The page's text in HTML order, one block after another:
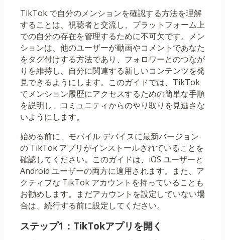
TikTok で自分のメンションを確認する方法を理解
することは、視聴者と交流し、プラットフォーム上
での自分の存在を管理するために不可欠です。メン
ションは、他のユーザーが動画やコメントであなた
をタグ付けする方法であり、フォロワーとのつなが
りを維持し、自分に関連する新しいコンテンツを発
見できるようにします。このガイドでは、TikTok
でメンション履歴にアクセスするための簡単な手順
を説明し、コミュニティからのやり取りを見逃さな
いようにします。
始める前に、モバイル デバイスに最新バージョン
の TikTok アプリがインストールされていることを
確認してください。このガイドは、iOS ユーザーと
Android ユーザーの両方に適用されます。また、ア
クティブな TikTok アカウントを持っていることも
お勧めします。まだアカウントを設定していない場
合は、続行する前に設定してください。
ステップ1：TikTokアプリを開く